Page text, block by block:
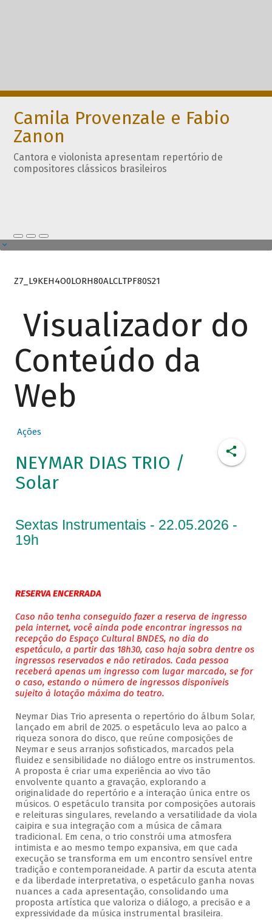
Camila Provenzale e Fabio
Zanon
Cantora e violonista apresentam repertório de
compositores clássicos brasileiros
Z7_L9KEH4O0LORH80ALCLTPF80S21
Visualizador do
Conteúdo da
Web
Ações
NEYMAR DIAS TRIO /
Solar
Sextas Instrumentais - 22.05.2026 -
19h
RESERVA ENCERRADA
Caso não tenha conseguido fazer a reserva de ingresso
pela internet, você ainda pode encontrar ingressos na
recepção do Espaço Cultural BNDES, no dia do
espetáculo, a partir das 18h30, caso haja sobra dentre os
ingressos reservados e não retirados. Cada pessoa
receberá apenas um ingresso com lugar marcado, se for
o caso, estando o número de ingressos disponíveis
sujeito à lotação máxima do teatro.
Neymar Dias Trio apresenta o repertório do álbum Solar,
lançado em abril de 2025. o espetáculo leva ao palco a
riqueza sonora do disco, que reúne composições de
Neymar e seus arranjos sofisticados, marcados pela
fluidez e sensibilidade no diálogo entre os instrumentos.
A proposta é criar uma experiência ao vivo tão
envolvente quanto a gravação, explorando a
originalidade do repertório e a interação única entre os
músicos. O espetáculo transita por composições autorais
e releituras singulares, revelando a versatilidade da viola
caipira e sua integração com a música de câmara
tradicional. Em cena, o trio constrói uma atmosfera
intimista e ao mesmo tempo expansiva, em que cada
execução se transforma em um encontro sensível entre
tradição e contemporaneidade. A partir da escuta atenta
e da liberdade interpretativa, o espetáculo ganha novas
nuances a cada apresentação, consolidando uma
proposta artística que valoriza o diálogo, a precisão e a
expressividade da música instrumental brasileira.